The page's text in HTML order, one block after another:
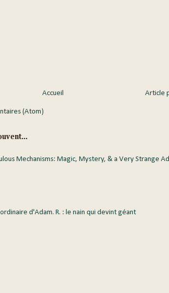
Article
Accueil
(Atom)
Mechanisms: Magic, Mystery, & a Very Strange
d'Adam. R. : le nain qui devint géant